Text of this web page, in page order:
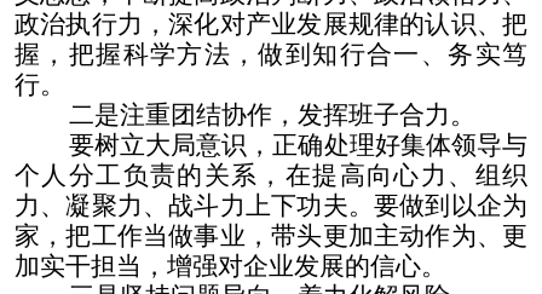
政治执行力，深化对产业发展规律的认识、把
握，把握科学方法，做到知行合一、务实笃
行。
二是注重团结协作，发挥班子合力。
要树立大局意识，正确处理好集体领导与
个人分工负责的关系，在提高向心力、组织
力、凝聚力、战斗力上下功夫。要做到以企为
家，把工作当做事业，带头更加主动作为、更
加实干担当，增强对企业发展的信心。